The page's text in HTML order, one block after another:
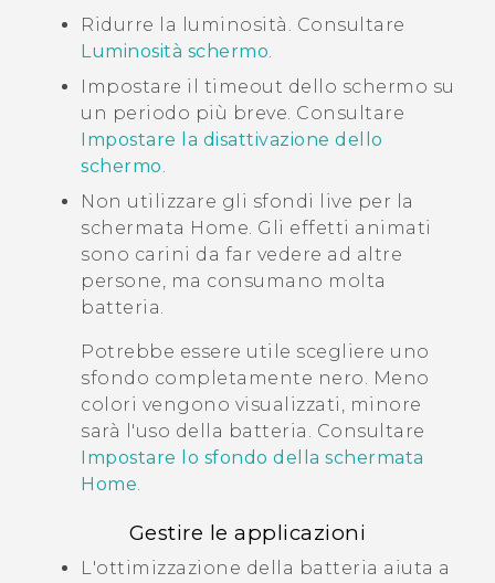
Ridurre la luminosità. Consultare
Luminosità schermo.
Impostare il timeout dello schermo su
un periodo più breve. Consultare
Impostare la disattivazione dello
schermo.
Non utilizzare gli sfondi live per la
schermata Home. Gli effetti animati
sono carini da far vedere ad altre
persone, ma consumano molta
batteria.
Potrebbe essere utile scegliere uno
sfondo completamente nero. Meno
colori vengono visualizzati, minore
sarà l'uso della batteria. Consultare
Impostare lo sfondo della schermata
Home.
Gestire le applicazioni
L'ottimizzazione della batteria aiuta a